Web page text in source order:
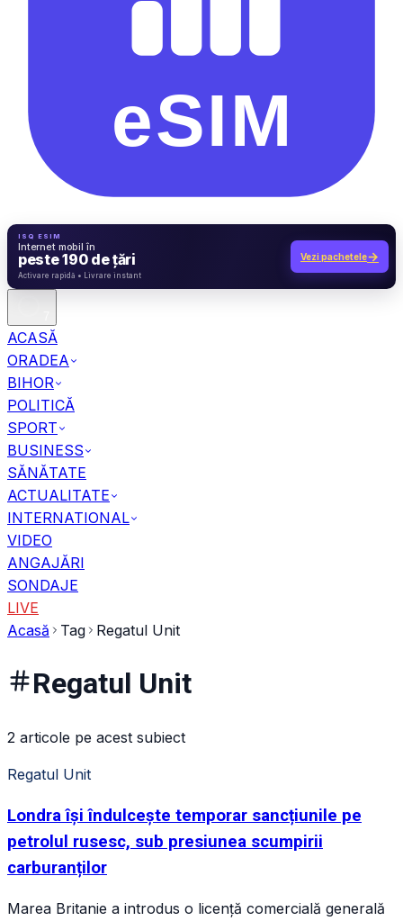
ISQ ESIM
Internet mobil în
peste 190 de țări Vezi pachetele→
ACASĂ
ORADEA
BIHOR
POLITICĂ
SPORT
BUSINESS
SĂNĂTATE
ACTUALITATE
INTERNATIONAL
VIDEO
ANGAJĂRI
SONDAJE
LIVE
Acasă
Tag Regatul Unit
Regatul Unit
2 articole pe acest subiect
Regatul Unit
Londra își îndulcește temporar sancțiunile pe
petrolul rusesc, sub presiunea scumpirii
carburanților
Marea Britanie a introdus o licență comercială generală